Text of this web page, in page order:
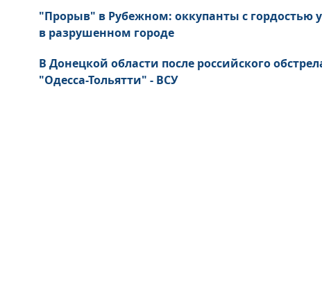
"Прорыв" в Рубежном: оккупанты с гордостью
в разрушенном городе
В Донецкой области после российского
"Одесса-Тольятти" - ВСУ